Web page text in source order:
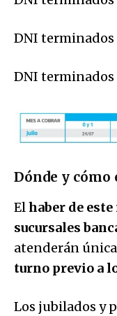
DNI terminados
DNI terminados
Dónde y cómo
Elhaber de este
sucursales
atenderán
turno previo a
Los jubilados y